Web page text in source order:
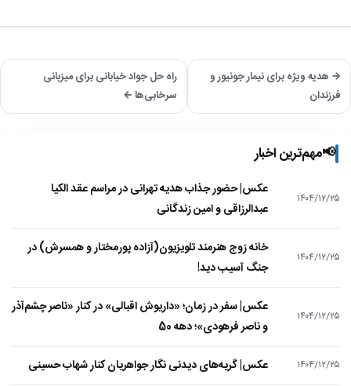
→ هدیه ویژه برای نیمار جونیور و
فرزندان
راه حل جواد خیابانی برای میزبانی
سرخابی‌ها ←
📢مهم‌ترین اخبار
۱۴۰۴/۱۲/۲۵
عکس| حضور جذاب هدیه تهرانی در مراسم عقد الکیا
عبدالرزاقی و امین زندگانی
۱۴۰۴/۱۲/۲۵
خانه زوج هنرمند تلویزیون(آزاده پورمختار و همسرش) در
جنگ آسیب دید!
۱۴۰۴/۱۲/۲۵
عکس| سفر در زمان؛ «داریوش اقبالی» در کنار «ناصر چشم‌آذر
و ناصر فرهودی»؛ دهه 50
۱۴۰۴/۱۲/۲۵ عکس| گریه‌های دیدنی نگار جواهریان کنار شهاب حسینی